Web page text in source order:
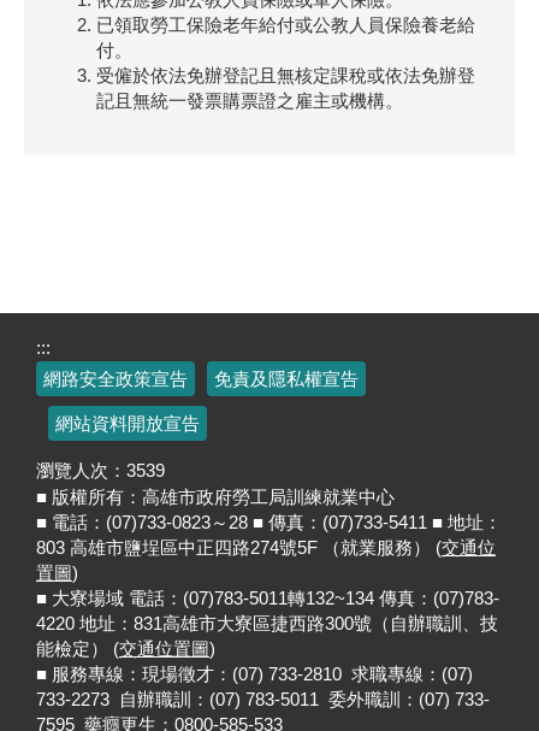
已領取勞工保險老年給付或公教人員保險養老給
付。
受僱於依法免辦登記且無核定課稅或依法免辦登
記且無統一發票購票證之雇主或機構。
:::
網路安全政策宣告
免責及隱私權宣告
網站資料開放宣告
瀏覽人次： 3539
■ 版權所有：高雄市政府勞工局訓練就業中心
■ 電話：(07)733-0823～28 ■ 傳真：(07)733-5411 ■ 地址：
803 高雄市鹽埕區中正四路274號5F （就業服務） (交通位
置圖)
■ 大寮場域 電話：(07)783-5011轉132~134 傳真：(07)783-
4220 地址：831高雄市大寮區捷西路300號（自辦職訓、技
能檢定） (交通位置圖)
■ 服務專線：現場徵才：(07) 733-2810 求職專線：(07)
733-2273 自辦職訓：(07) 783-5011 委外職訓：(07) 733-
7595 藥癮更生：0800-585-533